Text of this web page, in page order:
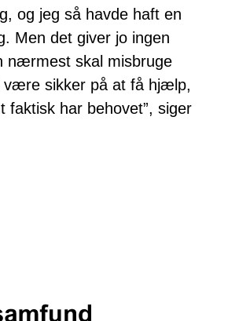
og jeg så havde haft en
Men det giver jo ingen
nærmest skal misbruge
være sikker på at få hjælp,
faktisk har behovet”, siger